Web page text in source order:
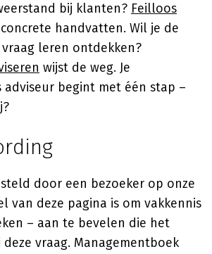
bij klanten? Feilloos
handvatten. Wil je de
leren ontdekken?
wijst de weg. Je
begint met één stap –
door een bezoeker op onze
van deze pagina is om vakkennis
– aan te bevelen die het
deze vraag. Managementboek